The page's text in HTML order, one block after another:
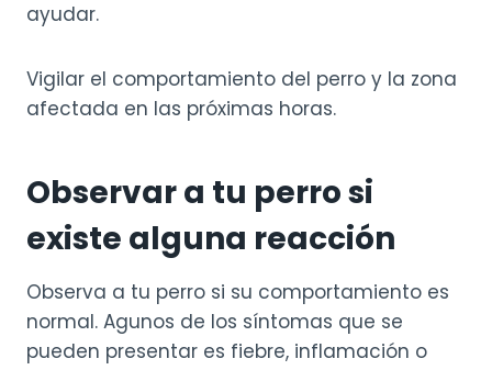
ayudar.
Vigilar el comportamiento del perro y la zona
afectada en las próximas horas.
Observar a tu perro si
existe alguna reacción
Observa a tu perro si su comportamiento es
normal. Agunos de los síntomas que se
pueden presentar es fiebre, inflamación o